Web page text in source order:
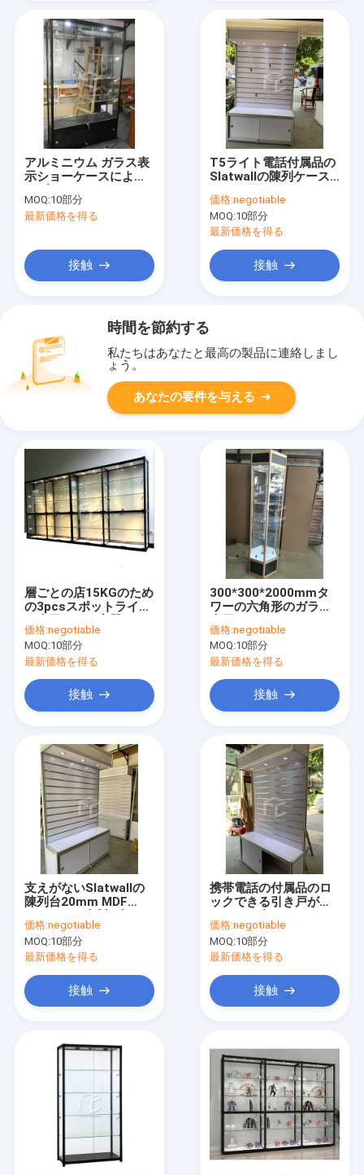
私達について
工場旅行
アルミニウム ガラス表
示ショーケースによっ
店の飾り戸棚
MOQ:10部分
最新価格を得る
接触
T5ライト電話付属品の
Slatwallの陳列ケース
価格:negotiable
MOQ:10部分
最新価格を得る
接触
時間を節約する
私たちはあなたと最高の製品に連絡しまし
ょう。
あなたの要件を与える
層ごとの店15KGのため
の3pcsスポットライト
価格:negotiable
MOQ:10部分
最新価格を得る
接触
300*300*2000mmタ
ワーの六角形のガラス
タニウムの合金OEM
価格:negotiable
MOQ:10部分
最新価格を得る
接触
支えがないSlatwallの
陳列台20mm MDF
価格:negotiable
MOQ:10部分
最新価格を得る
接触
携帯電話の付属品のロ
ックできる引き戸が付
Slatwallの表示装置
価格:negotiable
MOQ:10部分
最新価格を得る
接触